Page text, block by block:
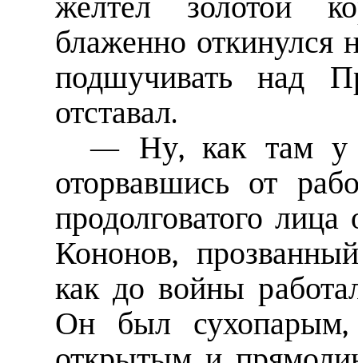
желтел золотой
блаженно откинулся
подшучивать над
отставал.
— Ну, как там у
оторвавшись от
продолговатого
Кононов,
как до войны
Он был сухопарым,